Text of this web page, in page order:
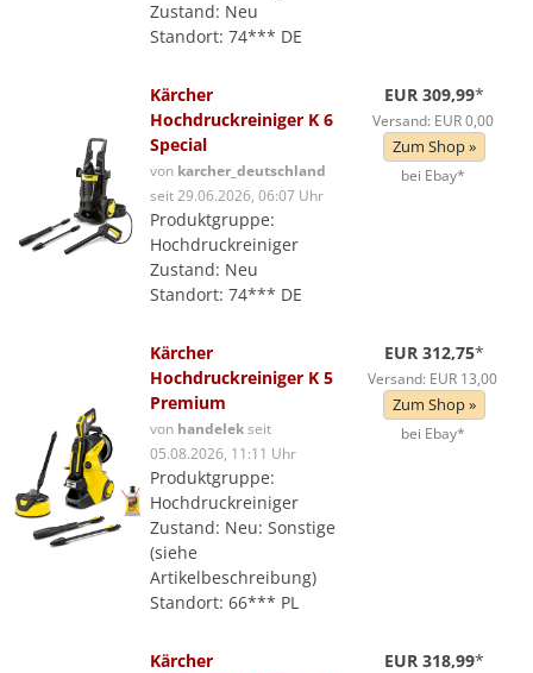
Zustand: Neu
Standort: 74*** DE
Kärcher
Hochdruckreiniger K 6
Special
von karcher_deutschland
seit 29.06.2026, 06:07 Uhr
Produktgruppe:
Hochdruckreiniger
Zustand: Neu
Standort: 74*** DE
EUR 309,99*
Versand: EUR 0,00
Zum Shop »
bei Ebay*
Kärcher
Hochdruckreiniger K 5
Premium
von handelekseit
05.08.2026, 11:11 Uhr
Produktgruppe:
Hochdruckreiniger
Zustand: Neu: Sonstige
(siehe
Artikelbeschreibung)
Standort: 66*** PL
EUR 312,75*
Versand: EUR 13,00
Zum Shop »
bei Ebay*
Kärcher
EUR 318,99*